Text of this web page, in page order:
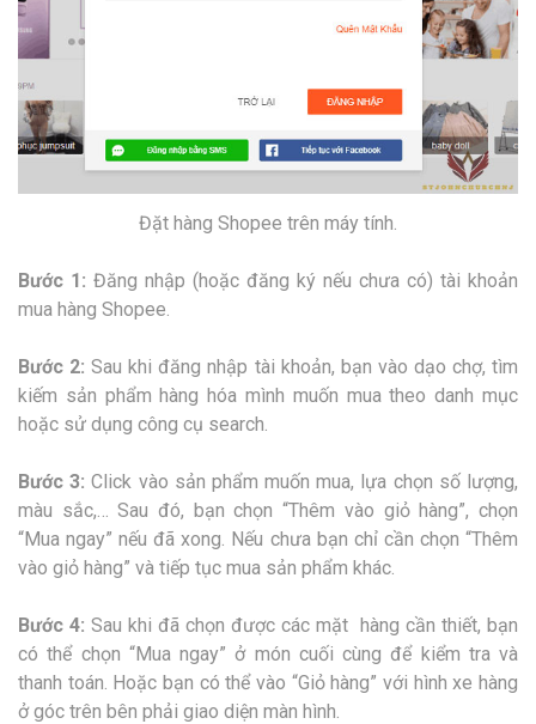
Đặt hàng Shopee trên máy tính.
Bước 1: Đăng nhập (hoặc đăng ký nếu chưa có) tài khoản
mua hàng Shopee.
Bước 2:Sau khi đăng nhập tài khoản, bạn vào dạo chợ, tìm
kiếm sản phẩm hàng hóa mình muốn mua theo danh mục
hoặc sử dụng công cụ search.
Bước 3:Click vào sản phẩm muốn mua, lựa chọn số lượng,
màu sắc,… Sau đó, bạn chọn “Thêm vào giỏ hàng”, chọn
“Mua ngay” nếu đã xong. Nếu chưa bạn chỉ cần chọn “Thêm
vào giỏ hàng” và tiếp tục mua sản phẩm khác.
Bước 4: Sau khi đã chọn được các mặt hàng cần thiết, bạn
có thể chọn “Mua ngay” ở món cuối cùng để kiểm tra và
thanh toán. Hoặc bạn có thể vào “Giỏ hàng” với hình xe hàng
ở góc trên bên phải giao diện màn hình.